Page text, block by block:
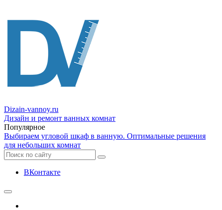
Dizain-vannoy.ru
Дизайн и ремонт ванных комнат
Популярное
Выбираем угловой шкаф в ванную. Оптимальные решения
для небольших комнат
ВКонтакте